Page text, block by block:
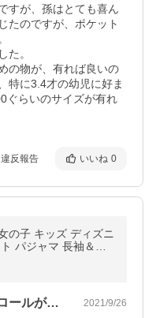
すが、孫はとても喜ん
たのですが、ポケット
た。
の物が、有れば良いの
特に3.4才の幼児に好ま
ぐらいのサイズが有れ
違反報告 いいね 0
の子 キッズ ディズニ
パジャマ 長袖＆長
) 90cm〜130cm 薄手
孫に購入しました。パウパトロールが大好… 2021/9/26